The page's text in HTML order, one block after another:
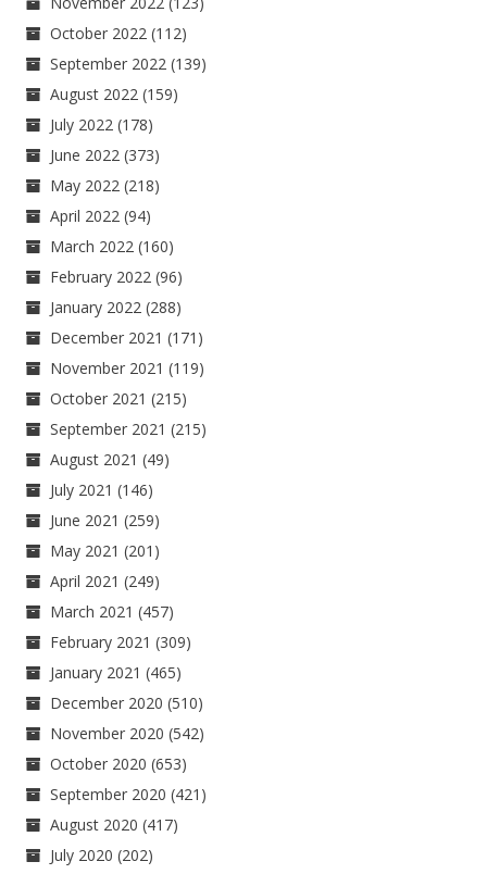
October 2022 (112)
September 2022 (139)
August 2022 (159)
July 2022 (178)
June 2022 (373)
May 2022 (218)
April 2022 (94)
March 2022 (160)
February 2022 (96)
January 2022 (288)
December 2021 (171)
November 2021 (119)
October 2021 (215)
September 2021 (215)
August 2021 (49)
July 2021 (146)
June 2021 (259)
May 2021 (201)
April 2021 (249)
March 2021 (457)
February 2021 (309)
January 2021 (465)
December 2020 (510)
November 2020 (542)
October 2020 (653)
September 2020 (421)
August 2020 (417)
July 2020 (202)